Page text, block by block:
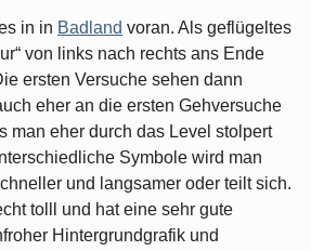
in in Badland voran. Als geflügeltes
von links nach rechts ans Ende
ersten Versuche sehen dann
eher an die ersten Gehversuche
man eher durch das Level stolpert
Symbole wird man
und langsamer oder teilt sich.
tolll und hat eine sehr gute
Hintergrundgrafik und